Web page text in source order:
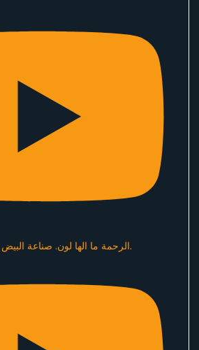
الرحمة ما الها لون. صناعة البيض تقتل الصيصان الذكور.